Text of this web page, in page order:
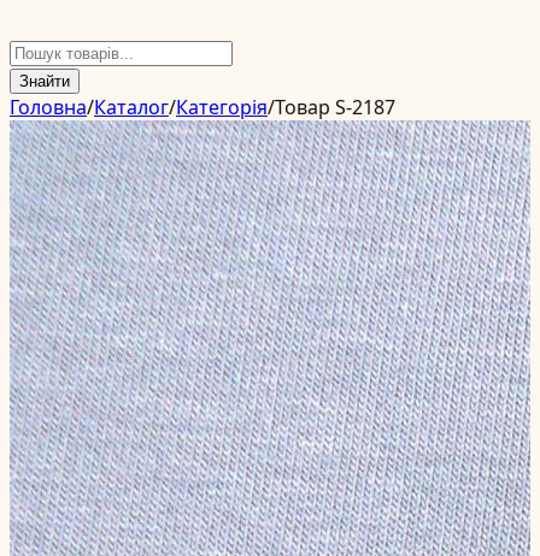
Знайти
Головна/Каталог/Категорія/Товар S-2187